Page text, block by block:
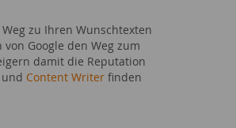
zu Ihren Wunschtexten
Google den Weg zum
damit die Reputation
und Content Writer finden